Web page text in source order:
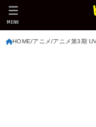
MENU
HOME アニメ アニメ第3期